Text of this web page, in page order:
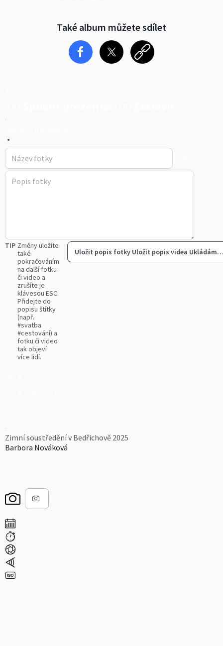
Také album můžete sdílet
•
TIP Změny uložíte
také
pokračováním
na další fotku
či video a
zrušíte je
klávesou ESC.
Přidejte do
popisu štítky
(např.
#svatba
#cestování) a
fotku či video
tak objeví
více lidí.
Uložit popis fotky Uložit popis videa
Zimní soustředění v Bedřichově 2025
Barbora Nováková